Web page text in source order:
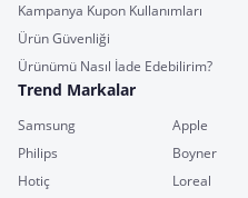
Kampanya Kupon Kullanımları
Ürün Güvenliği
Ürünümü Nasıl İade Edebilirim?
Trend Markalar
Samsung Apple
Philips
Boyner
Hotiç
Loreal